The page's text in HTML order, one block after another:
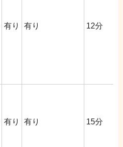
有り 有り 12分
有り 有り 15分